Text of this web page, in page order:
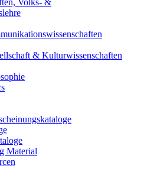
Volks- &
& Kulturwissenschaften
Material